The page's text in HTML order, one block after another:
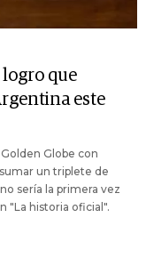
que
este
Globe con
un triplete de
sería la primera vez
"La historia oficial".